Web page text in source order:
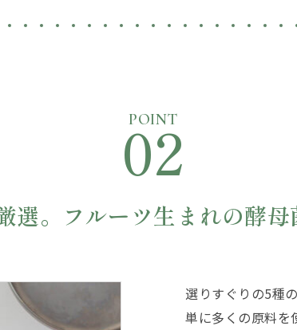
POINT
02
選。 フルーツ生まれの酵
選りすぐりの5種
単に多くの原料を